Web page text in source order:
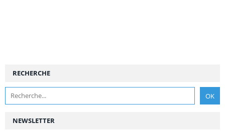
NEWSLETTER
RECHERCHE